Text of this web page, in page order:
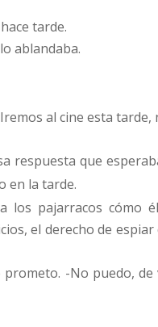
tarde.
ablandaba.
al cine esta tarde,
respuesta que
en la tarde.
los pajarracos cómo
el derecho de
-No puedo,